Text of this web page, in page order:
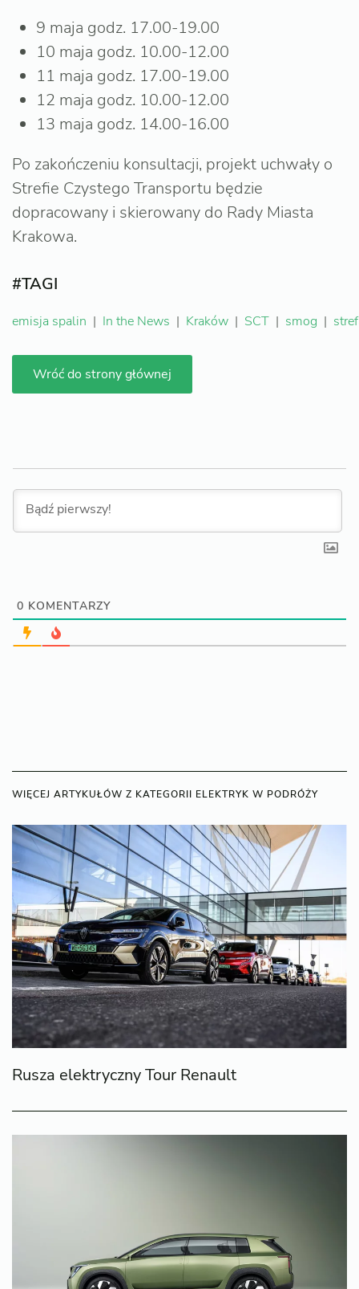
9 maja godz. 17.00-19.00
10 maja godz. 10.00-12.00
11 maja godz. 17.00-19.00
12 maja godz. 10.00-12.00
13 maja godz. 14.00-16.00
Po zakończeniu konsultacji, projekt uchwały o
Strefie Czystego Transportu będzie
dopracowany i skierowany do Rady Miasta
Krakowa.
#TAGI
emisja spalin | In the News | Kraków | SCT | smog |
Wróć do strony głównej
0 KOMENTARZY
WIĘCEJ ARTYKUŁÓW Z KATEGORII ELEKTRYK W PODRÓŻY
Rusza elektryczny Tour Renault